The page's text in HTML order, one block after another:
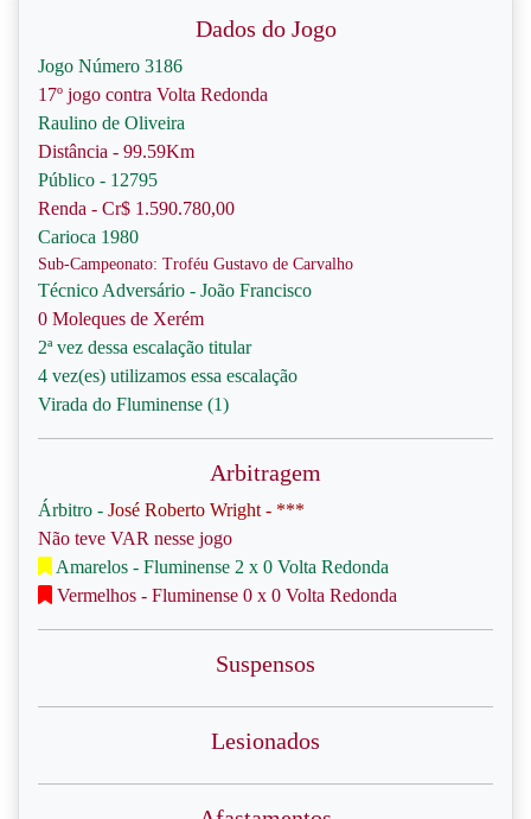
Dados do Jogo
Jogo Número 3186
17º jogo contra Volta Redonda
Raulino de Oliveira
Distância - 99.59Km
Público - 12795
Renda - Cr$ 1.590.780,00
Carioca 1980
Sub-Campeonato: Troféu Gustavo de Carvalho
Técnico Adversário - João Francisco
0 Moleques de Xerém
2ª vez dessa escalação titular
4 vez(es) utilizamos essa escalação
Virada do Fluminense (1)
Arbitragem
Árbitro - José Roberto Wright - ***
Não teve VAR nesse jogo
Amarelos - Fluminense 2 x 0 Volta Redonda
Vermelhos - Fluminense 0 x 0 Volta Redonda
Suspensos
Lesionados